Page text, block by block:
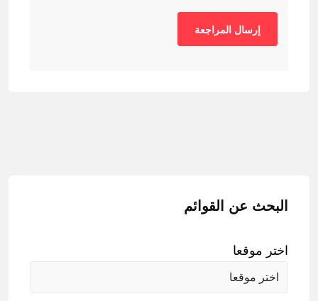
البحث عن القوائم
اختر موقعا